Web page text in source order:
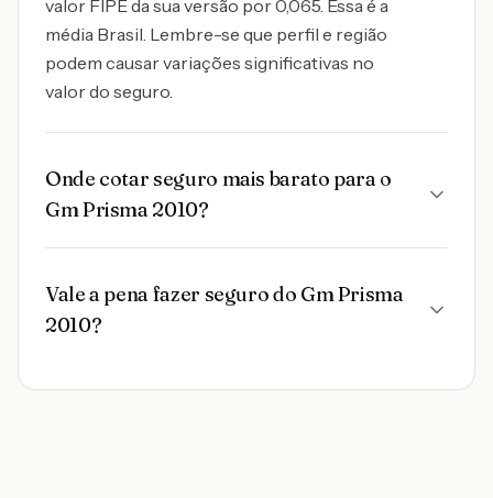
valor FIPE da sua versão por 0,065. Essa é a
média Brasil. Lembre-se que perfil e região
podem causar variações significativas no
valor do seguro.
Onde cotar seguro mais barato para o
Gm Prisma 2010?
Vale a pena fazer seguro do Gm Prisma
2010?